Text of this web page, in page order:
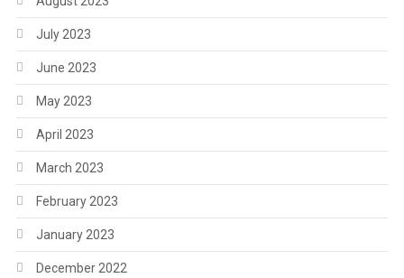
July 2023
June 2023
May 2023
April 2023
March 2023
February 2023
January 2023
December 2022